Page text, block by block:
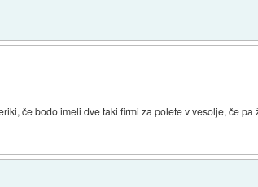
če bodo imeli dve taki firmi za polete v vesolje, če pa